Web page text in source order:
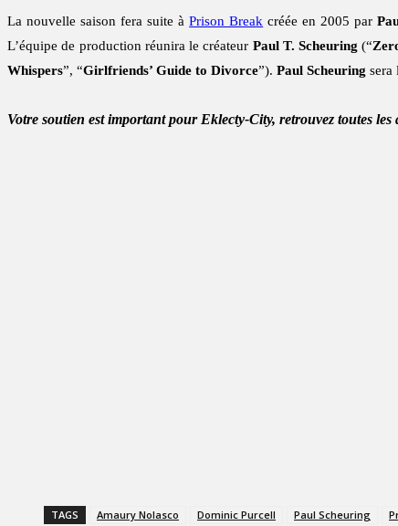
La nouvelle saison fera suite àPrison Break créée en 2005 par
L’équipe de production réunira le créateur Paul T. Scheuring (“
Whispers”, “Girlfriends’ Guide to Divorce”). Paul Scheuring sera
Votre soutien est important pour Eklecty-City, retrouvez toutes
TAGS Amaury Nolasco Dominic Purcell Paul Scheuring